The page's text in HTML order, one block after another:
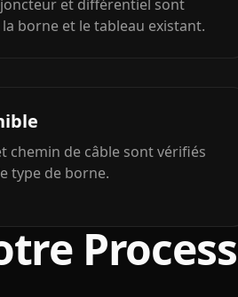
et différentiel sont
borne et le tableau existant.
chemin de câble sont vérifiés
type de borne.